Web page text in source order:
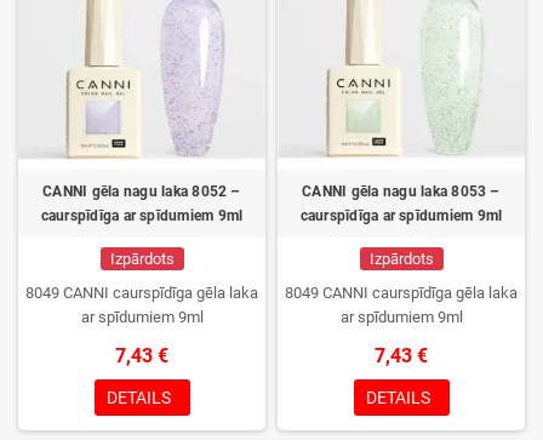
CANNI gēla nagu laka 8052 –
caurspīdīga ar spīdumiem 9ml
Izpārdots
8049 CANNI caurspīdīga gēla laka
ar spīdumiem 9ml
7,43 €
DETAILS
CANNI gēla nagu laka 8053 –
caurspīdīga ar spīdumiem 9ml
Izpārdots
8049 CANNI caurspīdīga gēla laka
ar spīdumiem 9ml
7,43 €
DETAILS